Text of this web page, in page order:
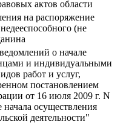
актов области
на распоряжение
(не
о начале
и индивидуальными
работ и услуг,
постановлением
от 16 июля 2009 г. N
осуществления
деятельности"